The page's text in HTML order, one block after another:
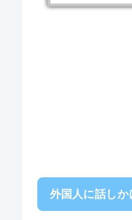
外国人に話し